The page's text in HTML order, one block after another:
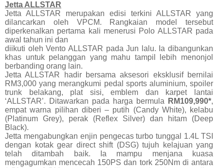
Jetta ALLSTAR
Jetta ALLSTAR merupakan edisi terkini ALLSTAR yang
dilancarkan oleh VPCM. Rangkaian model tersebut
diperkenalkan pertama kali menerusi Polo ALLSTAR pada
awal tahun ini dan
diikuti oleh Vento ALLSTAR pada Jun lalu. Ia dibangunkan
khas untuk pelanggan yang mahu tampil lebih menonjol
berbanding orang lain.
Jetta ALLSTAR hadir bersama aksesori eksklusif bernilai
RM3,000 yang merangkumi pedal sports aluminium, spoiler
trunk belakang, plat sisi, emblem dan karpet lantai
‘ALLSTAR’. Ditawarkan pada harga bermula
RM109,990*,
empat warna pilihan diberi – putih (Candy White), kelabu
(Platinum Grey), perak (Reflex Silver) dan hitam (Deep
Black).
Jetta mengabungkan enjin pengecas turbo tunggal 1.4L TSI
dengan kotak gear direct shift (DSG) tujuh kelajuan yang
telah ditambah baik. Ia mampu menjana kuasa
mengagumkan mencecah 150PS dan tork 250Nm di antara